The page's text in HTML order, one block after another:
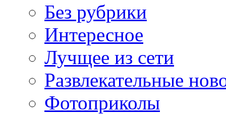
Без рубрики
Интересное
Лучщее из сети
Развлекательные
Фотоприколы